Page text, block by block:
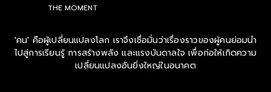
THE MOMENT
'คน' คือผู้เปลี่ยนแปลงโลก เราจึงเชื่อมั่นว่าเรื่องราวของผู้คนย่อมนำ
ไปสู่การเรียนรู้ การสร้างพลัง และแรงบันดาลใจ เพื่อก่อให้เกิดความ
เปลี่ยนแปลงอันยิ่งใหญ่ในอนาคต